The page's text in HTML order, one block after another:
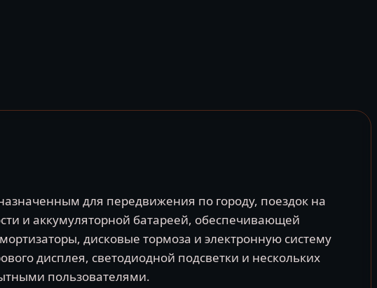
для передвижения по городу, поездок на
и аккумуляторной батареей, обеспечивающей
дисковые тормоза и электронную систему
дисплея, светодиодной подсветки и нескольких
пользователями.